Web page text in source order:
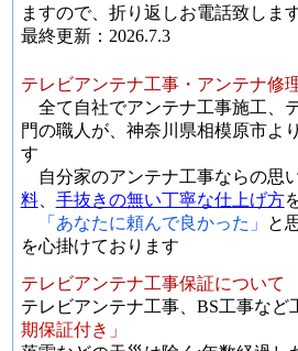
ますので、折り返しお電話致しま
最終更新：2026.7.3
テレビアンテナ工事・アンテナ修
全て自社でアンテナ工事施工、
門の職人が、神奈川県相模原市よ
す
自分家のアンテナ工事ならの思い
料、 手抜きの無い丁寧な仕上げ方
「あなたに頼んで良かった」
と
を心掛けております
テレビアンテナ工事保証について
テレビアンテナ工事、BS工事など
期保証付き」